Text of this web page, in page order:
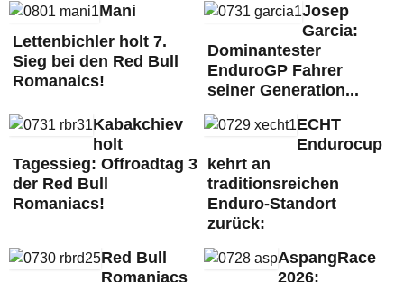
Mani
Lettenbichler holt 7.
Sieg bei den Red Bull
Romanaics!
Josep
Garcia:
Dominantester
EnduroGP Fahrer
seiner Generation...
Kabakchiev
holt
Tagessieg: Offroadtag 3
der Red Bull
Romaniacs!
ECHT
Endurocup
kehrt an
traditionsreichen
Enduro-Standort
zurück:
Red Bull
Romaniacs
AspangRace
2026: